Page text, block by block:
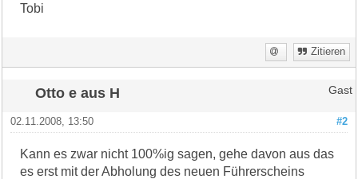
Tobi
Zitieren
Otto e aus H Gast
#2
02.11.2008, 13:50
Kann es zwar nicht 100%ig sagen, gehe davon aus das
es erst mit der Abholung des neuen Führerscheins